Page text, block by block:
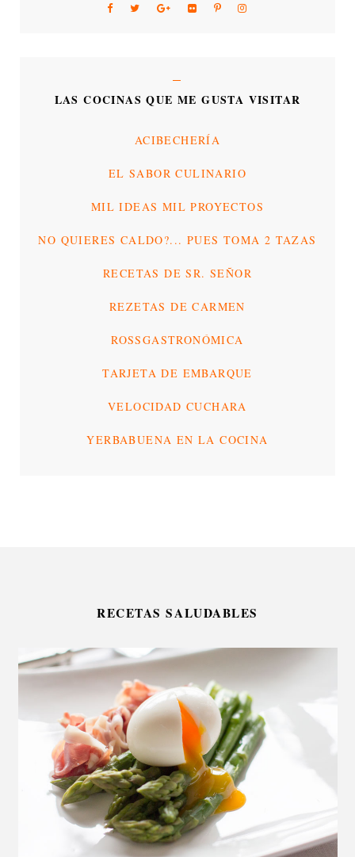
LAS COCINAS QUE ME GUSTA VISITAR
ACIBECHERÍA
EL SABOR CULINARIO
MIL IDEAS MIL PROYECTOS
NO QUIERES CALDO?... PUES TOMA 2 TAZAS
RECETAS DE SR. SEÑOR
REZETAS DE CARMEN
ROSSGASTRONÓMICA
TARJETA DE EMBARQUE
VELOCIDAD CUCHARA
YERBABUENA EN LA COCINA
RECETAS SALUDABLES